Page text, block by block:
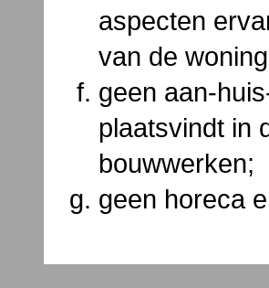
aspecten
van de
geen aan-
plaatsvindt in
bouwwerken;
geen horeca